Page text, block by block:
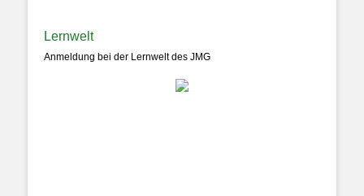
Lernwelt
Anmeldung bei der Lernwelt des JMG